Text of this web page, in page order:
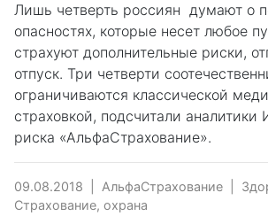
Лишь четверть россиян думают о
опасностях, которые несет любое
страхуют дополнительные риски,
отпуск. Три четверти
ограничиваются классической
страховкой, подсчитали аналитики
риска «АльфаСтрахование».
09.08.2018 АльфаСтрахование
Страхование, охрана